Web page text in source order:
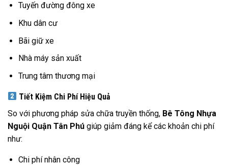
Tuyến đường đông xe
Khu dân cư
Bãi giữ xe
Nhà máy sản xuất
Trung tâm thương mại
Tiết Kiệm Chi Phí Hiệu Quả
So với phương pháp sửa chữa truyền thống, Bê Tông Nhựa
Nguội Quận Tân Phú giúp giảm đáng kể các khoản chi phí
như:
Chi phí nhân công